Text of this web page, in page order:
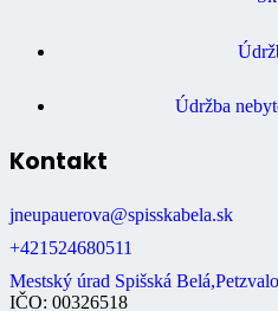
Údržba
Kontakt
jneupauerova@spisskabela.sk
+421524680511
Mestský úrad Spišská
IČO: 00326518